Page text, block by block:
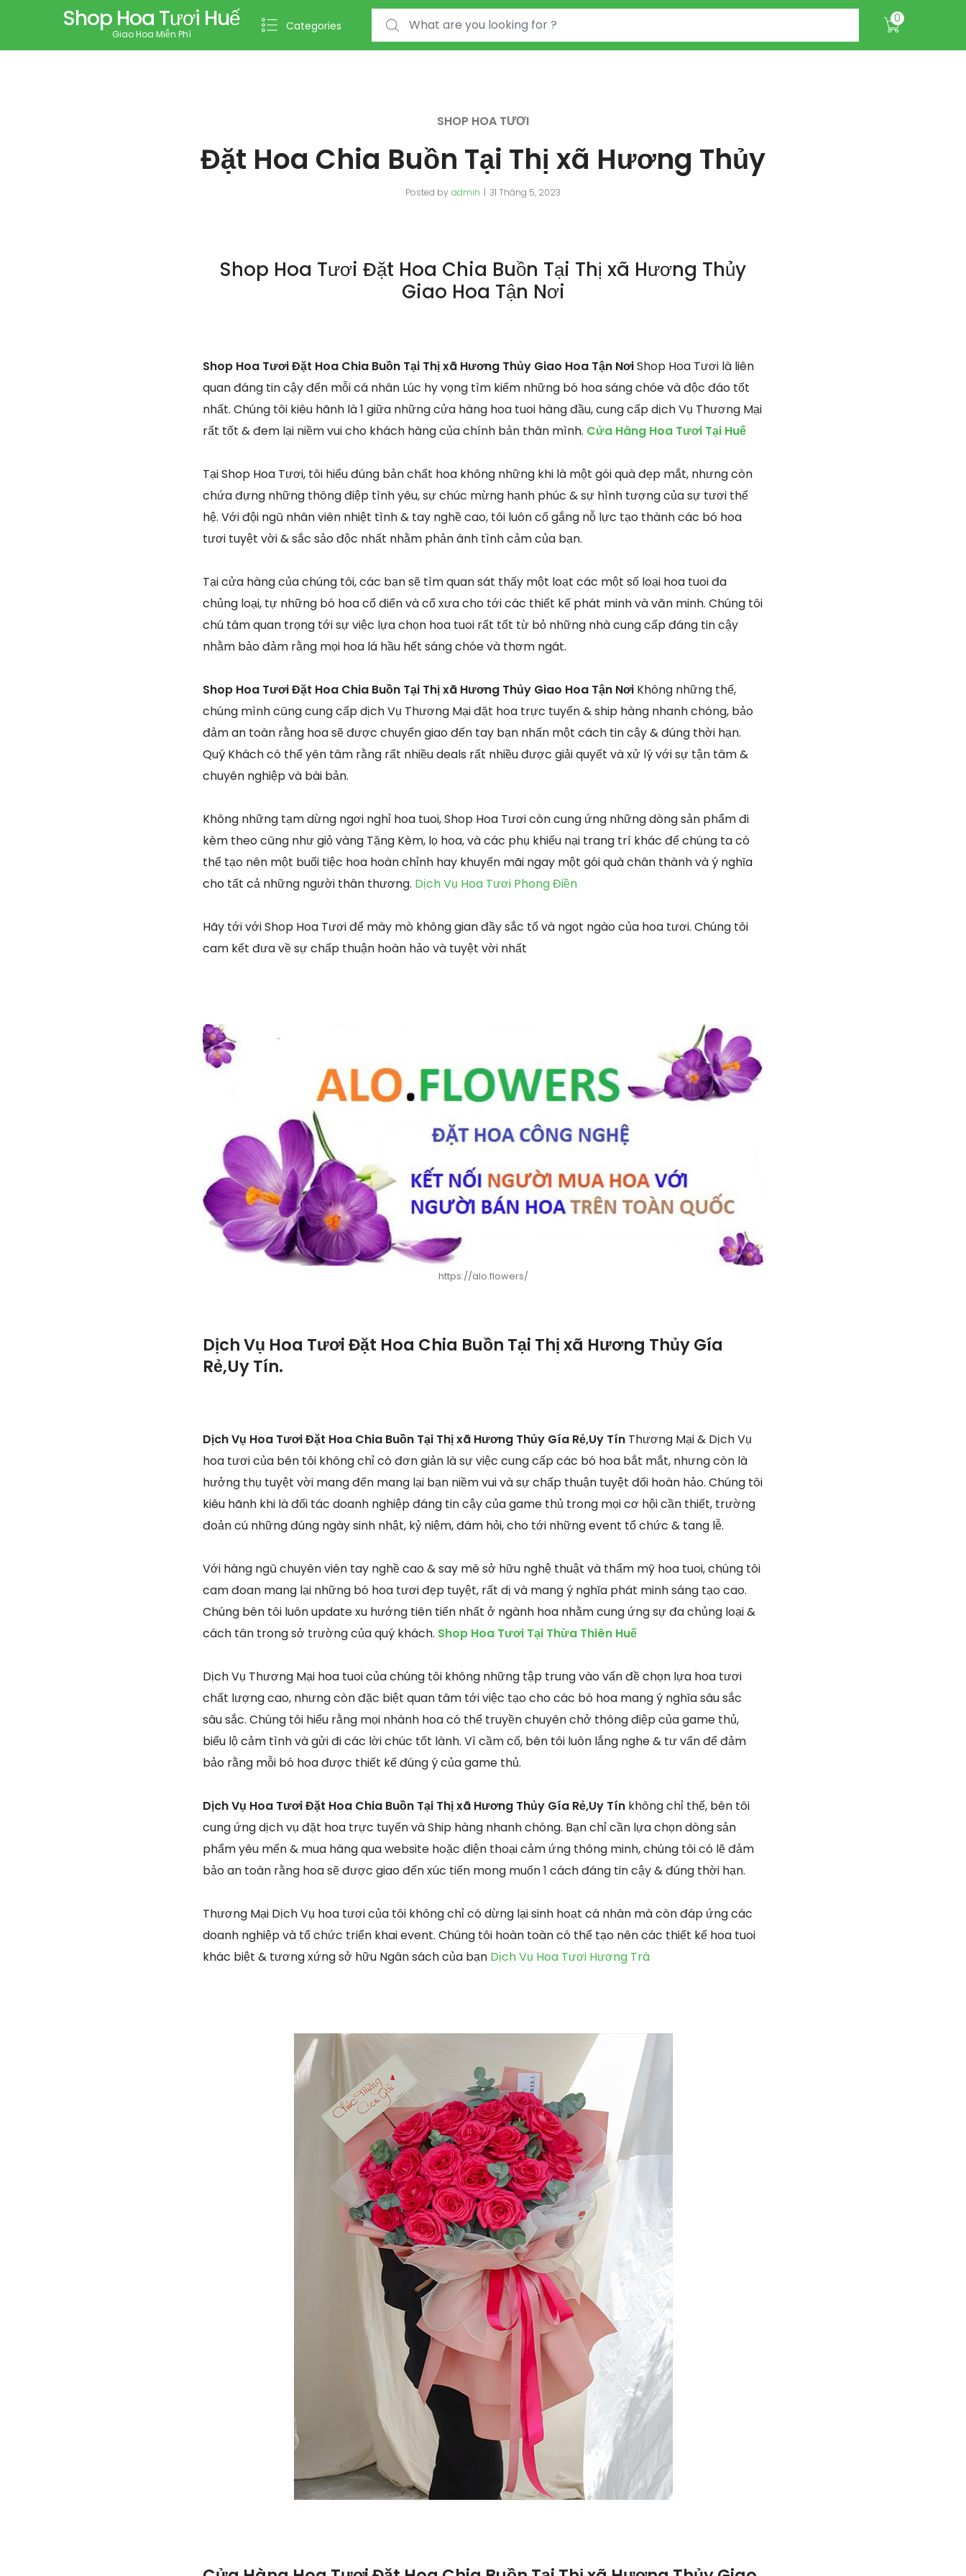
Shop Hoa Tươi Huế
Giao Hoa Miễn Phí
Categories
Search for: 0
SHOP HOA TƯƠI
Đặt Hoa Chia Buồn Tại Thị xã Hương Thủy
Posted by admin 31 Tháng 5, 2023
Shop Hoa Tươi Đặt Hoa Chia Buồn Tại Thị xã Hương Thủy
Giao Hoa Tận Nơi
Shop Hoa Tươi Đặt Hoa Chia Buồn Tại Thị xã Hương Thủy Giao Hoa Tận NơiShop Hoa Tươi là liên
quan đáng tin cậy đến mỗi cá nhân Lúc hy vọng tìm kiếm những bó hoa sáng chóe và độc đáo tốt
nhất. Chúng tôi kiêu hãnh là 1 giữa những cửa hàng hoa tuoi hàng đầu, cung cấp dịch Vụ Thương Mại
rất tốt & đem lại niềm vui cho khách hàng của chính bản thân mình. Cửa Hàng Hoa Tươi Tại Huế
Tại Shop Hoa Tươi, tôi hiểu đúng bản chất hoa không những khi là một gói quà đẹp mắt, nhưng còn
chứa đựng những thông điệp tình yêu, sự chúc mừng hạnh phúc & sự hình tượng của sự tươi thế
hệ. Với đội ngũ nhân viên nhiệt tình & tay nghề cao, tôi luôn cố gắng nỗ lực tạo thành các bó hoa
tươi tuyệt vời & sắc sảo độc nhất nhằm phản ánh tình cảm của bạn.
Tại cửa hàng của chúng tôi, các bạn sẽ tìm quan sát thấy một loạt các một số loại hoa tuoi đa
chủng loại, tự những bó hoa cổ điển và cổ xưa cho tới các thiết kế phát minh và văn minh. Chúng tôi
chú tâm quan trọng tới sự việc lựa chọn hoa tuoi rất tốt từ bỏ những nhà cung cấp đáng tin cậy
nhằm bảo đảm rằng mọi hoa lá hầu hết sáng chóe và thơm ngát.
Shop Hoa Tươi Đặt Hoa Chia Buồn Tại Thị xã Hương Thủy Giao Hoa Tận Nơi Không những thế,
chúng mình cũng cung cấp dịch Vụ Thương Mại đặt hoa trực tuyến & ship hàng nhanh chóng, bảo
đảm an toàn rằng hoa sẽ được chuyển giao đến tay bạn nhấn một cách tin cậy & đúng thời hạn.
Quý Khách có thể yên tâm rằng rất nhiều deals rất nhiều được giải quyết và xử lý với sự tận tâm &
chuyên nghiệp và bài bản.
Không những tạm dừng ngơi nghỉ hoa tuoi, Shop Hoa Tươi còn cung ứng những dòng sản phẩm đi
kèm theo cũng như giỏ vàng Tặng Kèm, lọ hoa, và các phụ khiếu nại trang trí khác để chúng ta có
thể tạo nên một buổi tiệc hoa hoàn chỉnh hay khuyến mãi ngay một gói quà chân thành và ý nghĩa
cho tất cả những người thân thương. Dịch Vụ Hoa Tươi Phong Điền
Hãy tới với Shop Hoa Tươi để mày mò không gian đầy sắc tố và ngọt ngào của hoa tươi. Chúng tôi
cam kết đưa về sự chấp thuận hoàn hảo và tuyệt vời nhất
https://alo.flowers/
Dịch Vụ Hoa Tươi Đặt Hoa Chia Buồn Tại Thị xã Hương Thủy Gía
Rẻ,Uy Tín.
Dịch Vụ Hoa Tươi Đặt Hoa Chia Buồn Tại Thị xã Hương Thủy Gía Rẻ,Uy Tín Thương Mại & Dịch Vụ
hoa tươi của bên tôi không chỉ có đơn giản là sự việc cung cấp các bó hoa bắt mắt, nhưng còn là
hưởng thụ tuyệt vời mang đến mang lại bạn niềm vui và sự chấp thuận tuyệt đối hoàn hảo. Chúng tôi
kiêu hãnh khi là đối tác doanh nghiệp đáng tin cậy của game thủ trong mọi cơ hội cần thiết, trường
đoản cú những đúng ngày sinh nhật, kỷ niệm, đám hỏi, cho tới những event tổ chức & tang lễ.
Với hàng ngũ chuyên viên tay nghề cao & say mê sở hữu nghệ thuật và thẩm mỹ hoa tuoi, chúng tôi
cam đoan mang lại những bó hoa tươi đẹp tuyệt, rất dị và mang ý nghĩa phát minh sáng tạo cao.
Chúng bên tôi luôn update xu hướng tiên tiến nhất ở ngành hoa nhằm cung ứng sự đa chủng loại &
cách tân trong sở trường của quý khách. Shop Hoa Tươi Tại Thừa Thiên Huế
Dịch Vụ Thương Mại hoa tuoi của chúng tôi không những tập trung vào vấn đề chọn lựa hoa tươi
chất lượng cao, nhưng còn đặc biệt quan tâm tới việc tạo cho các bó hoa mang ý nghĩa sâu sắc
sâu sắc. Chúng tôi hiểu rằng mọi nhành hoa có thể truyền chuyên chở thông điệp của game thủ,
biểu lộ cảm tình và gửi đi các lời chúc tốt lành. Vì cầm cố, bên tôi luôn lắng nghe & tư vấn để đảm
bảo rằng mỗi bó hoa được thiết kế đúng ý của game thủ.
Dịch Vụ Hoa Tươi Đặt Hoa Chia Buồn Tại Thị xã Hương Thủy Gía Rẻ,Uy Tín không chỉ thế, bên tôi
cung ứng dịch vụ đặt hoa trực tuyến và Ship hàng nhanh chóng. Bạn chỉ cần lựa chọn dòng sản
phẩm yêu mến & mua hàng qua website hoặc điện thoại cảm ứng thông minh, chúng tôi có lẽ đảm
bảo an toàn rằng hoa sẽ được giao đến xúc tiến mong muốn 1 cách đáng tin cậy & đúng thời hạn.
Thương Mại Dịch Vụ hoa tươi của tôi không chỉ có dừng lại sinh hoạt cá nhân mà còn đáp ứng các
doanh nghiệp và tổ chức triển khai event. Chúng tôi hoàn toàn có thể tạo nên các thiết kế hoa tuoi
khác biệt & tương xứng sở hữu Ngân sách của bạn Dịch Vụ Hoa Tươi Hương Trà